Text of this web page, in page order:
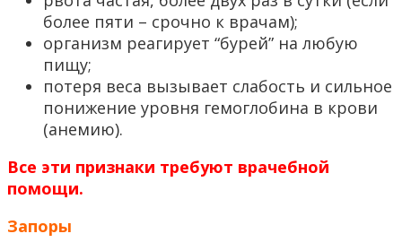
более пяти – срочно к врачам);
организм реагирует “бурей” на любую
пищу;
потеря веса вызывает слабость и сильное
понижение уровня гемоглобина в крови
(анемию).
Все эти признаки требуют врачебной
помощи.
Запоры